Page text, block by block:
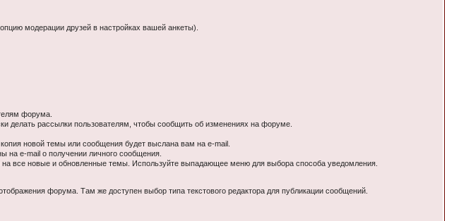
модерации друзей в настройках вашей анкеты).
форума.
делать рассылки пользователям, чтобы сообщить об изменениях на форуме.
новой темы или сообщения будет выслана вам на e-mail.
e-mail о получении личного сообщения.
все новые и обновленные темы. Используйте выпадающее меню для выбора способа уведомления.
форума. Там же доступен выбор типа текстового редактора для публикации сообщений.